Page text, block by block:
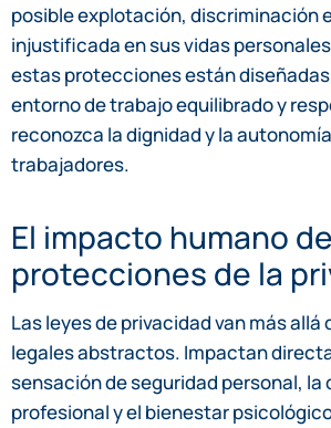
posible explotación, discriminación
injustificada en sus vidas
estas protecciones están
entorno de trabajo equilibrado y
reconozca la dignidad y la
trabajadores.
El impacto humano
protecciones de la
Las leyes de privacidad van más
legales abstractos. Impactan
sensación de seguridad personal, la
profesional y el bienestar